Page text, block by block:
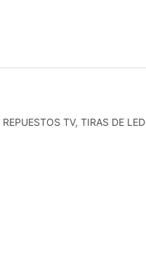
REPUESTOS TV, TIRAS DE LED